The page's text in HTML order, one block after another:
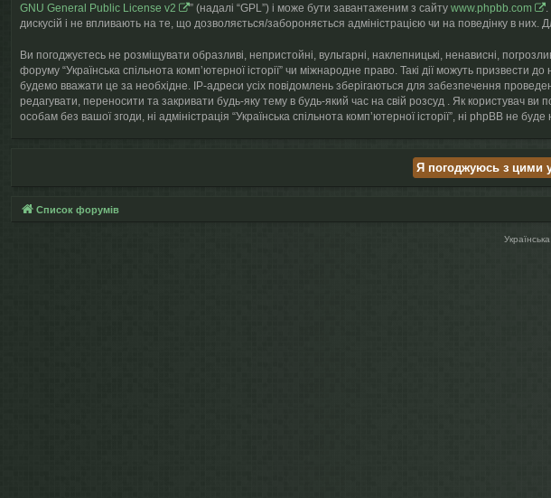
п
GNU General Public License v2
” (надалі “GPL”) і може бути завантаженим з сайту www.phpbb.com
дискусій і не впливають на те, що дозволяється/забороняється адміністрацією чи на поведінку в них.
Ви погоджуєтесь не розміщувати образливі, непристойні, вульгарні, наклепницькі, ненависні,
форуму “Українська спільнота компʼютерної історії” чи міжнародне право. Такі дії можуть
будемо вважати це за необхідне. IP-адреси усіх повідомлень зберігаються для забезпечення
редагувати, переносити та закривати будь-яку тему в будь-який час на свій розсуд . Як користувач
особам без вашої згоди, ні адміністрація “Українська спільнота компʼютерної історії”, ні phpBB не
Список форумів